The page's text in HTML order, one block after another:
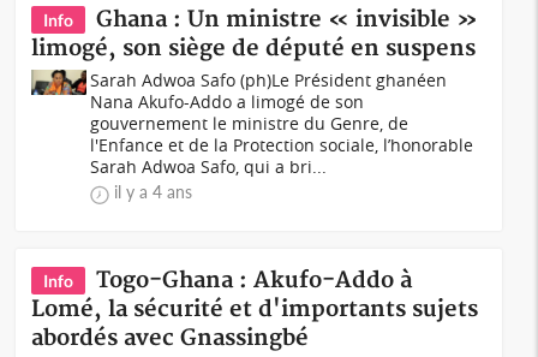
Info
Ghana : Un ministre « invisible »
limogé, son siège de député en suspens
Sarah Adwoa Safo (ph)Le Président ghanéen
Nana Akufo-Addo a limogé de son
gouvernement le ministre du Genre, de
l'Enfance et de la Protection sociale, l’honorable
Sarah Adwoa Safo, qui a bri...
il y a 4 ans
Info
Togo-Ghana : Akufo-Addo à
Lomé, la sécurité et d'importants sujets
abordés avec Gnassingbé